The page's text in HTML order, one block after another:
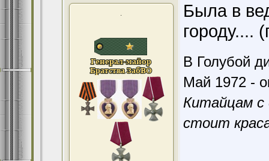
.
Была в
городу....
В Голубой
Май 1972 -
Китайцам с
стоит